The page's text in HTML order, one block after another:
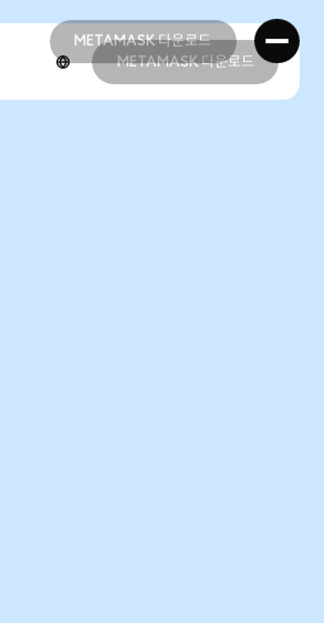
METAMASK 다운로드
METAMASK 다운로드
METAMASK 다운로드